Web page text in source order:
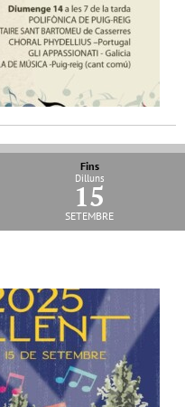
Fins
Dilluns
15
setembre